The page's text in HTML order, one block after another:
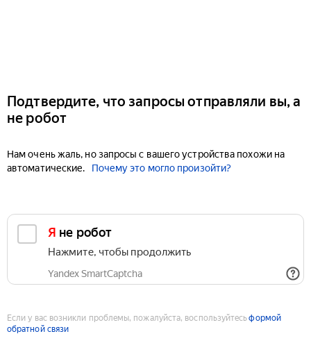
Подтвердите, что запросы отправляли вы, а
не робот
Нам очень жаль, но запросы с вашего устройства похожи на
автоматические.
Почему это могло произойти?
Я не робот
Нажмите, чтобы продолжить
Yandex SmartCaptcha
Если у вас возникли проблемы, пожалуйста, воспользуйтесьформой
обратной связи